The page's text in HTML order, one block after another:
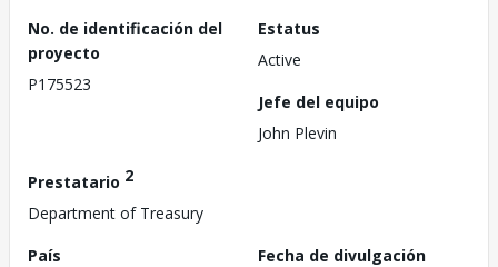
No. de identificación del
proyecto
P175523
Estatus
Active
Jefe del equipo
John Plevin
Prestatario 2
Department of Treasury
País
Fecha de divulgación